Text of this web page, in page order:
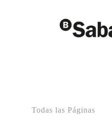
Todas las Páginas